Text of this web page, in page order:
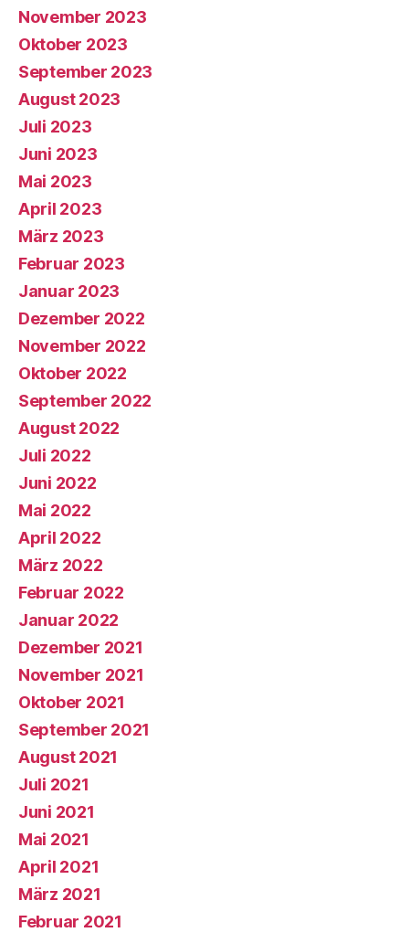
November 2023
Oktober 2023
September 2023
August 2023
Juli 2023
Juni 2023
Mai 2023
April 2023
März 2023
Februar 2023
Januar 2023
Dezember 2022
November 2022
Oktober 2022
September 2022
August 2022
Juli 2022
Juni 2022
Mai 2022
April 2022
März 2022
Februar 2022
Januar 2022
Dezember 2021
November 2021
Oktober 2021
September 2021
August 2021
Juli 2021
Juni 2021
Mai 2021
April 2021
März 2021
Februar 2021